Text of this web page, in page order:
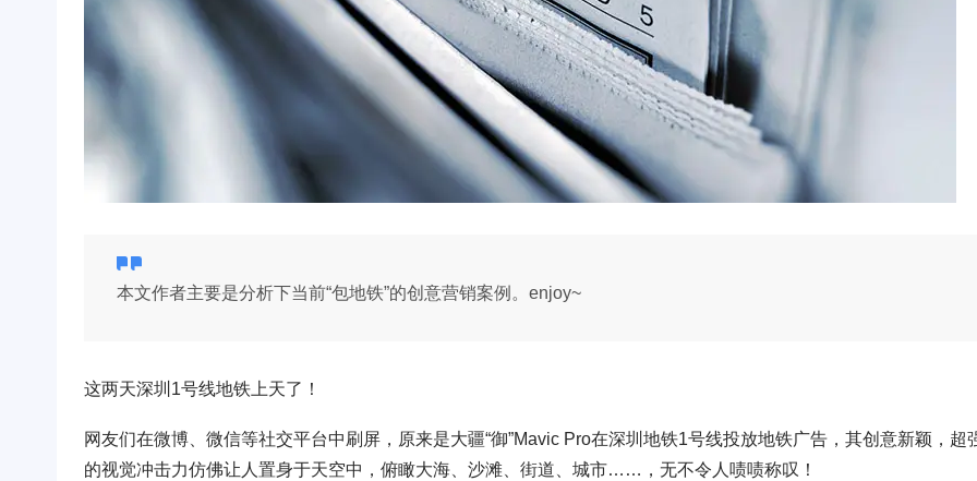
本文作者主要是分析下当前“包地铁”的创意营销案例。enjoy~
这两天深圳1号线地铁上天了！
网友们在微博、微信等社交平台中刷屏，原来是大疆“御”Mavic Pro在深圳地铁1号线投放地铁广告，其创意新颖，超
的视觉冲击力仿佛让人置身于天空中，俯瞰大海、沙滩、街道、城市……，无不令人啧啧称叹！